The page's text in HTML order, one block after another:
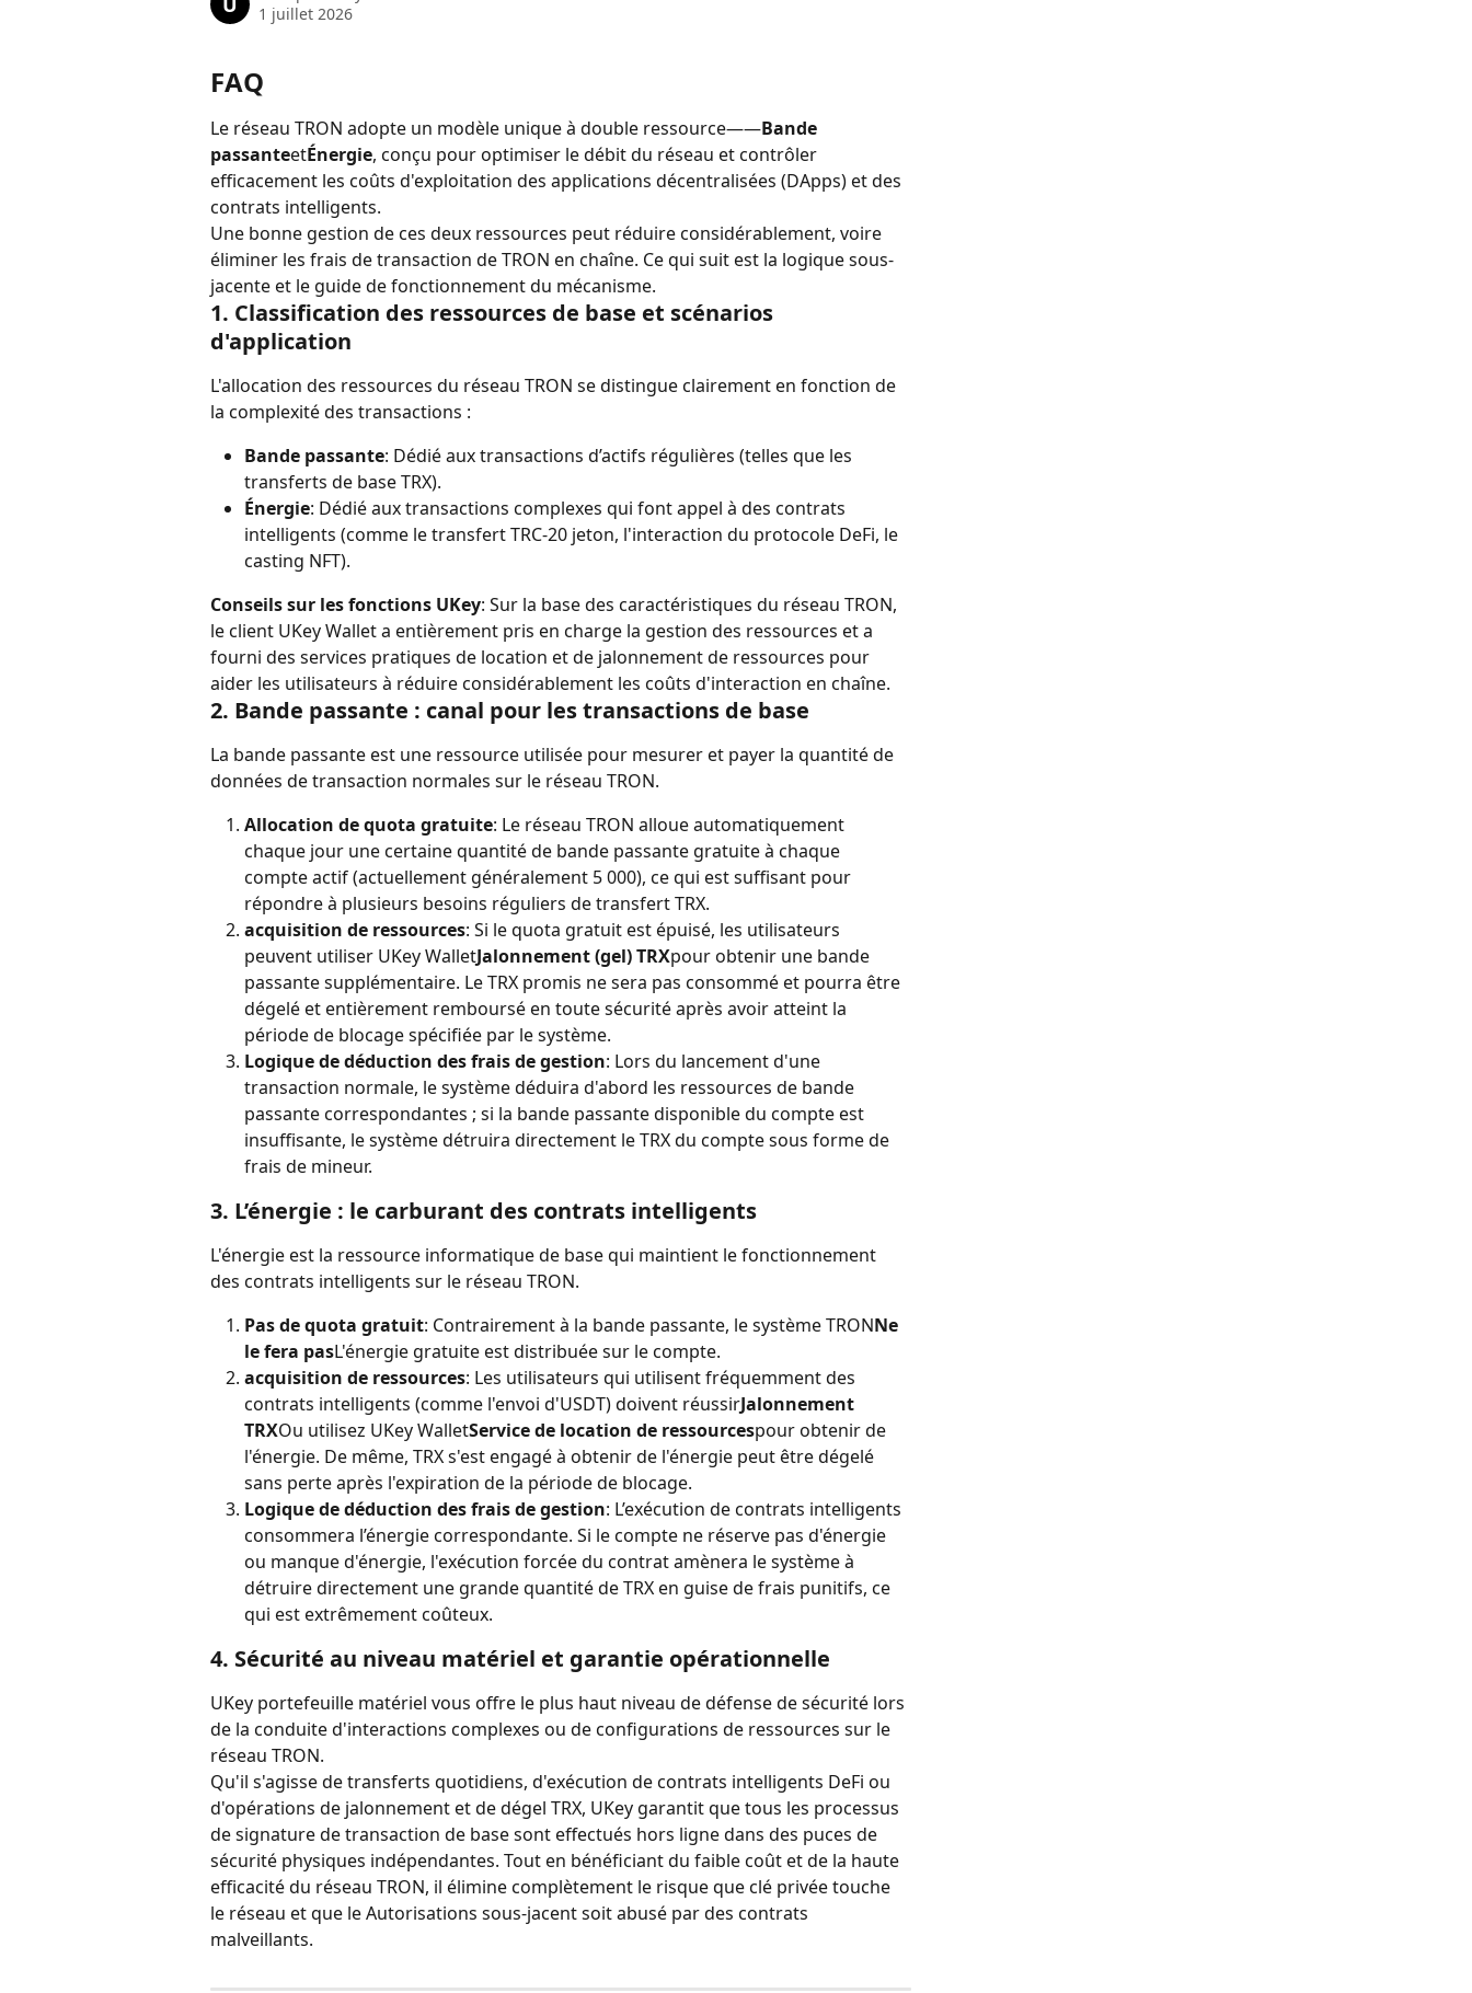
1 juillet 2026
FAQ
Le réseau TRON adopte un modèle unique à double ressource——Bande
passanteetÉnergie, conçu pour optimiser le débit du réseau et contrôler
efficacement les coûts d'exploitation des applications décentralisées (DApps) et des
contrats intelligents.
Une bonne gestion de ces deux ressources peut réduire considérablement, voire
éliminer les frais de transaction de TRON en chaîne. Ce qui suit est la logique sous-
jacente et le guide de fonctionnement du mécanisme.
1. Classification des ressources de base et scénarios
d'application
L'allocation des ressources du réseau TRON se distingue clairement en fonction de
la complexité des transactions :
Bande passante: Dédié aux transactions d’actifs régulières (telles que les
transferts de base TRX).
Énergie: Dédié aux transactions complexes qui font appel à des contrats
intelligents (comme le transfert TRC-20 jeton, l'interaction du protocole DeFi, le
casting NFT).
Conseils sur les fonctions UKey: Sur la base des caractéristiques du réseau TRON,
le client UKey Wallet a entièrement pris en charge la gestion des ressources et a
fourni des services pratiques de location et de jalonnement de ressources pour
aider les utilisateurs à réduire considérablement les coûts d'interaction en chaîne.
2. Bande passante : canal pour les transactions de base
La bande passante est une ressource utilisée pour mesurer et payer la quantité de
données de transaction normales sur le réseau TRON.
Allocation de quota gratuite: Le réseau TRON alloue automatiquement
chaque jour une certaine quantité de bande passante gratuite à chaque
compte actif (actuellement généralement 5 000), ce qui est suffisant pour
répondre à plusieurs besoins réguliers de transfert TRX.
acquisition de ressources: Si le quota gratuit est épuisé, les utilisateurs
peuvent utiliser UKey WalletJalonnement (gel) TRXpour obtenir une bande
passante supplémentaire. Le TRX promis ne sera pas consommé et pourra être
dégelé et entièrement remboursé en toute sécurité après avoir atteint la
période de blocage spécifiée par le système.
Logique de déduction des frais de gestion: Lors du lancement d'une
transaction normale, le système déduira d'abord les ressources de bande
passante correspondantes ; si la bande passante disponible du compte est
insuffisante, le système détruira directement le TRX du compte sous forme de
frais de mineur.
3. L’énergie : le carburant des contrats intelligents
L'énergie est la ressource informatique de base qui maintient le fonctionnement
des contrats intelligents sur le réseau TRON.
Pas de quota gratuit: Contrairement à la bande passante, le système TRONNe
le fera pasL'énergie gratuite est distribuée sur le compte.
acquisition de ressources: Les utilisateurs qui utilisent fréquemment des
contrats intelligents (comme l'envoi d'USDT) doivent réussirJalonnement
TRXOu utilisez UKey WalletService de location de ressourcespour obtenir de
l'énergie. De même, TRX s'est engagé à obtenir de l'énergie peut être dégelé
sans perte après l'expiration de la période de blocage.
Logique de déduction des frais de gestion: L’exécution de contrats intelligents
consommera l’énergie correspondante. Si le compte ne réserve pas d'énergie
ou manque d'énergie, l'exécution forcée du contrat amènera le système à
détruire directement une grande quantité de TRX en guise de frais punitifs, ce
qui est extrêmement coûteux.
4. Sécurité au niveau matériel et garantie opérationnelle
UKey portefeuille matériel vous offre le plus haut niveau de défense de sécurité lors
de la conduite d'interactions complexes ou de configurations de ressources sur le
réseau TRON.
Qu'il s'agisse de transferts quotidiens, d'exécution de contrats intelligents DeFi ou
d'opérations de jalonnement et de dégel TRX, UKey garantit que tous les processus
de signature de transaction de base sont effectués hors ligne dans des puces de
sécurité physiques indépendantes. Tout en bénéficiant du faible coût et de la haute
efficacité du réseau TRON, il élimine complètement le risque que clé privée touche
le réseau et que le Autorisations sous-jacent soit abusé par des contrats
malveillants.